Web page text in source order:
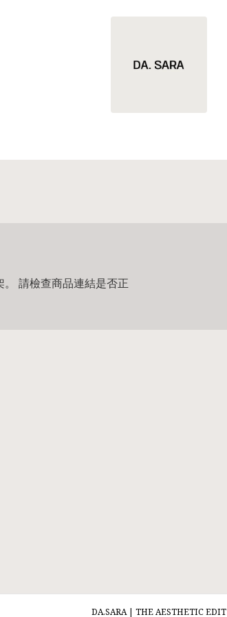
請檢查商品連結是否正
DA.SARA | THE AESTHETIC EDIT